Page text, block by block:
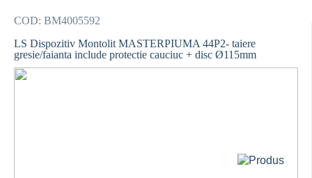
COD: BM4005592
LS Dispozitiv Montolit MASTERPIUMA 44P2- taiere
gresie/faianta include protectie cauciuc + disc Ø115mm